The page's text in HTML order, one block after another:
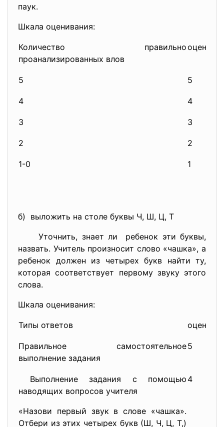
паук.
Шкала оценивания:
Количество правильно
проанализированных влов
оценка
5 5
4 4
3 3
2 2
1-0 1
б) выложить на столе буквы Ч, Ш, Ц, Т
Уточнить, знает ли ребенок эти буквы,
назвать. Учитель произносит слово «чашка», а
ребенок должен из четырех букв найти ту,
которая соответствует первому звуку этого
слова.
Шкала оценивания:
Типы ответов оценка
Правильное самостоятельное
выполнение задания
5
Выполнение задания с помощью
наводящих вопросов учителя
«Назови первый звук в слове «чашка».
Отбери из этих четырех букв (Ш, Ч, Ц, Т,)
4